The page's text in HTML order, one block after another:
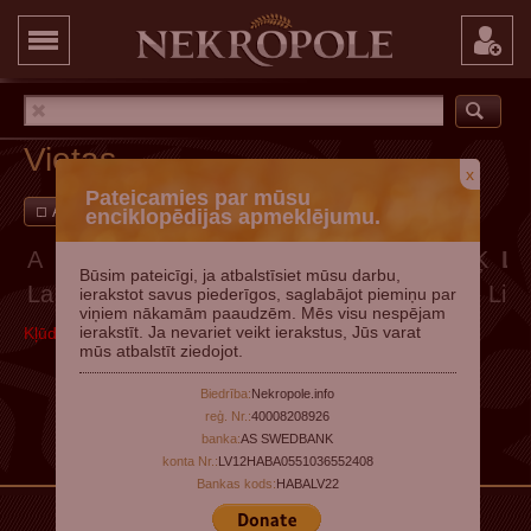
Vietas
Ar attēliem Pievienot vietu
A Ķ L
La
Lā Lb Lc Lč Ld Le Lē Lf Lg Lģ Lh Li
Kļūda, mēģiniet vēlāk
Pateicamies par mūsu
enciklopēdijas apmeklējumu.
Būsim pateicīgi, ja atbalstīsiet mūsu darbu,
ierakstot savus piederīgos, saglabājot piemiņu par
viņiem nākamām paaudzēm. Mēs visu nespējam
ierakstīt. Ja nevariet veikt ierakstus, Jūs varat
mūs atbalstīt ziedojot.
Biedrība: Nekropole.info
reģ. Nr.:40008208926
banka:AS SWEDBANK
konta Nr.: LV12HABA0551036552408
Bankas kods: HABALV22
x